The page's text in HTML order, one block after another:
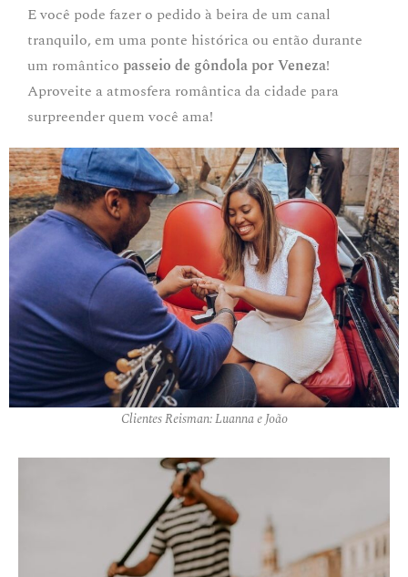
E você pode fazer o pedido à beira de um canal
tranquilo, em uma ponte histórica ou então durante
um romântico passeio de gôndola por Veneza!
Aproveite a atmosfera romântica da cidade para
surpreender quem você ama!
Clientes Reisman: Luanna e João